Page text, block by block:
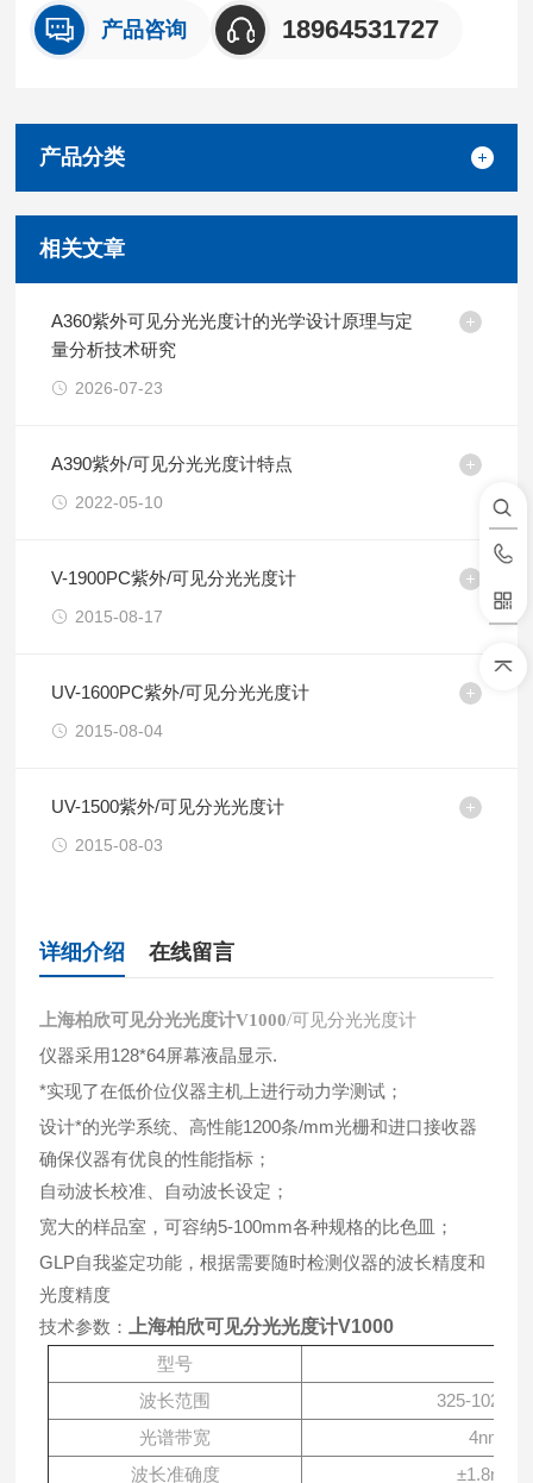
产品咨询 18964531727
产品分类
相关文章
A360紫外可见分光光度计的光学设计原理与定
量分析技术研究
2026-07-23
A390紫外/可见分光光度计特点
2022-05-10
V-1900PC紫外/可见分光光度计
2015-08-17
UV-1600PC紫外/可见分光光度计
2015-08-04
UV-1500紫外/可见分光光度计
2015-08-03
详细介绍 在线留言
上海柏欣可见分光光度计V1000/可见分光光度计
仪器采用128*64屏幕液晶显示.
*实现了在低价位仪器主机上进行动力学测试；
设计*的光学系统、高性能1200条/mm光栅和进口接收器
确保仪器有优良的性能指标；
自动波长校准、自动波长设定；
宽大的样品室，可容纳5-100mm各种规格的比色皿；
GLP自我鉴定功能，根据需要随时检测仪器的波长精度和
光度精度
技术参数：
上海柏欣可见分光光度计V1000
型号
波长范围
325-102
光谱带宽
4nm
波长准确度
±1 .8nm